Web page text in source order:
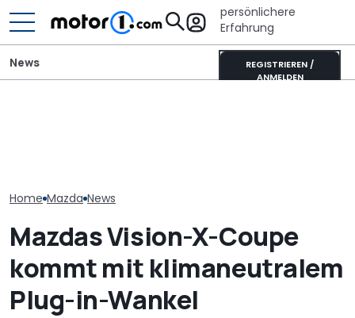
persönlichere
Erfahrung
REGISTRIEREN /
ANMELDEN
News
Home Mazda News
Mazdas Vision-X-Coupe
kommt mit klimaneutralem
Plug-in-Wankel